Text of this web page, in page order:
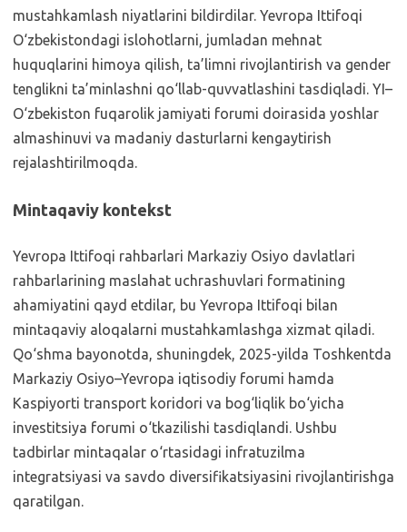
mustahkamlash niyatlarini bildirdilar. Yevropa Ittifoqi
O‘zbekistondagi islohotlarni, jumladan mehnat
huquqlarini himoya qilish, ta’limni rivojlantirish va gender
tenglikni ta’minlashni qo‘llab-quvvatlashini tasdiqladi. YI–
O‘zbekiston fuqarolik jamiyati forumi doirasida yoshlar
almashinuvi va madaniy dasturlarni kengaytirish
rejalashtirilmoqda.
Mintaqaviy kontekst
Yevropa Ittifoqi rahbarlari Markaziy Osiyo davlatlari
rahbarlarining maslahat uchrashuvlari formatining
ahamiyatini qayd etdilar, bu Yevropa Ittifoqi bilan
mintaqaviy aloqalarni mustahkamlashga xizmat qiladi.
Qo‘shma bayonotda, shuningdek, 2025-yilda Toshkentda
Markaziy Osiyo–Yevropa iqtisodiy forumi hamda
Kaspiyorti transport koridori va bog‘liqlik bo‘yicha
investitsiya forumi o‘tkazilishi tasdiqlandi. Ushbu
tadbirlar mintaqalar o‘rtasidagi infratuzilma
integratsiyasi va savdo diversifikatsiyasini rivojlantirishga
qaratilgan.